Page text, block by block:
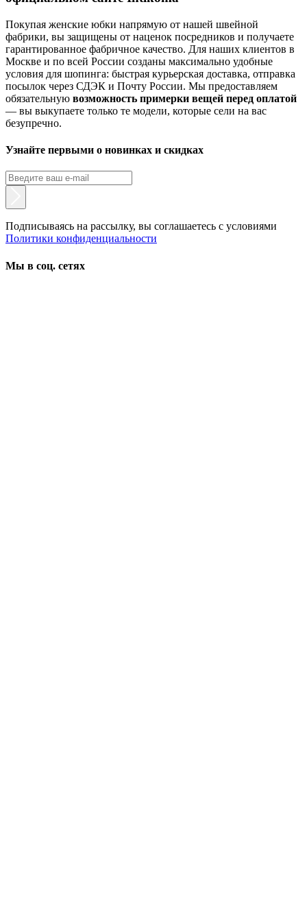
Покупая женские юбки напрямую от нашей швейной
фабрики, вы защищены от наценок посредников и получаете
гарантированное фабричное качество. Для наших клиентов в
Москве и по всей России созданы максимально удобные
условия для шопинга: быстрая курьерская доставка, отправка
посылок через СДЭК и Почту России. Мы предоставляем
обязательную возможность примерки вещей перед оплатой
— вы выкупаете только те модели, которые сели на вас
безупречно.
Узнайте первыми о новинках и скидках
Подписываясь на рассылку, вы соглашаетесь с условиями
Политики конфиденциальности
Мы в соц. сетях